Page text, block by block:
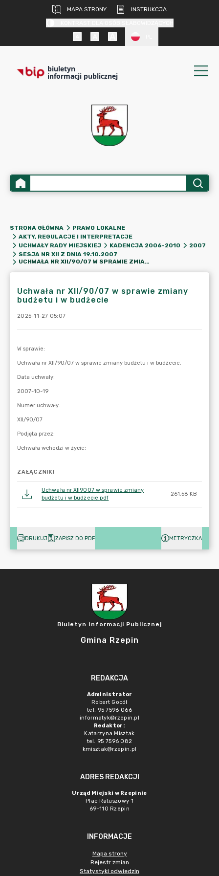
MAPA STRONY
INSTRUKCJA
biuletyn
informacji publicznej
STRONA GŁÓWNA
PRAWO LOKALNE
AKTY, REGULACJE I INTERPRETACJE
UCHWAŁY RADY MIEJSKIEJ
KADENCJA 2006-2010
2007
SESJA NR XII Z DNIA 19.10.2007
UCHWAŁA NR XII/90/07 W SPRAWIE ZMIANY BUDŻETU I W BUDŻECIE
Uchwała nr XII/90/07 w sprawie zmiany
budżetu i w budżecie
2025-11-27 05:07
ZAŁĄCZNIKI
Uchwała nr XII9007 w sprawie zmiany
budżetu i w budżecie.pdf
261.58 KB
DRUKUJ ZAPISZ DO PDF METRYCZKA
Biuletyn Informacji Publicznej
Gmina Rzepin
REDAKCJA
Administrator
Robert Gocół
tel. 95 7596 066
informatyk@rzepin.pl
Redaktor:
Katarzyna Misztak
tel. 95 7596 082
kmisztak@rzepin.pl
ADRES REDAKCJI
Urząd Miejski w Rzepinie
Plac Ratuszowy 1
69-110 Rzepin
INFORMACJE
Mapa strony
Rejestr zmian
Statystyki odwiedzin